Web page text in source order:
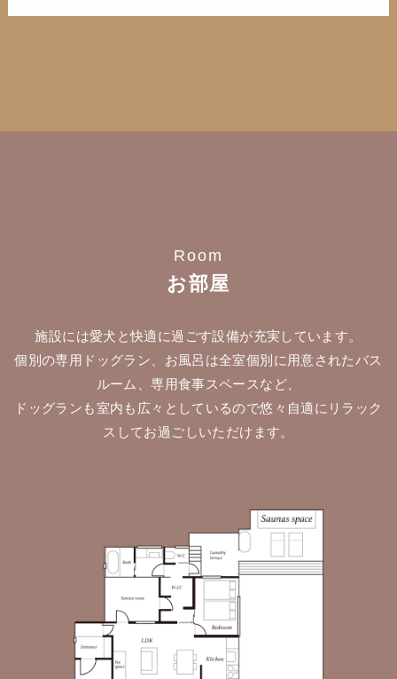
Room
お部屋
施設には愛犬と快適に過ごす設備が充実しています。
個別の専用ドッグラン、お風呂は全室個別に用意されたバス
ルーム、専用食事スペースなど、
ドッグランも室内も広々としているので悠々自適にリラック
スしてお過ごしいただけます。